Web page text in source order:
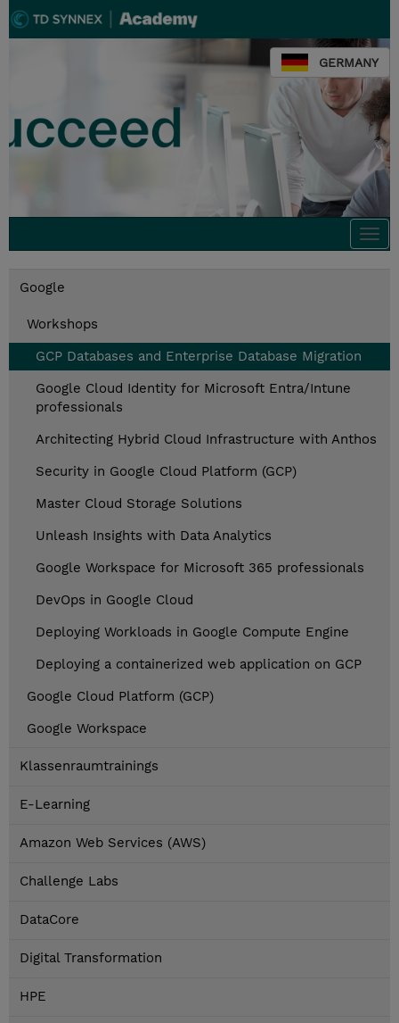
GERMANY
Google
Workshops
GCP Databases and Enterprise Database Migration
Google Cloud Identity for Microsoft Entra/Intune
professionals
Architecting Hybrid Cloud Infrastructure with Anthos
Security in Google Cloud Platform (GCP)
Master Cloud Storage Solutions
Unleash Insights with Data Analytics
Google Workspace for Microsoft 365 professionals
DevOps in Google Cloud
Deploying Workloads in Google Compute Engine
Deploying a containerized web application on GCP
Google Cloud Platform (GCP)
Google Workspace
Klassenraumtrainings
E-Learning
Amazon Web Services (AWS)
Challenge Labs
DataCore
Digital Transformation
HPE